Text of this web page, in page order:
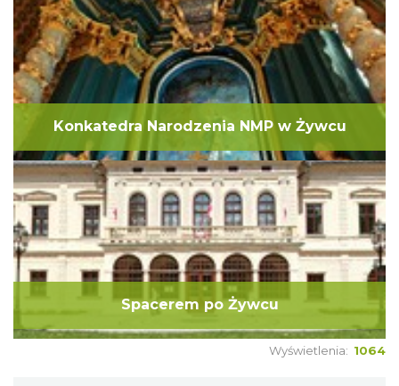
Konkatedra Narodzenia NMP w Żywcu
Spacerem po Żywcu
Wyświetlenia: 1064